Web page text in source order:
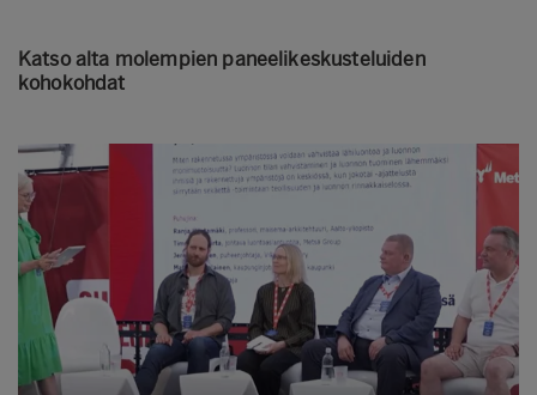
Katso alta molempien paneelikeskusteluiden
kohokohdat